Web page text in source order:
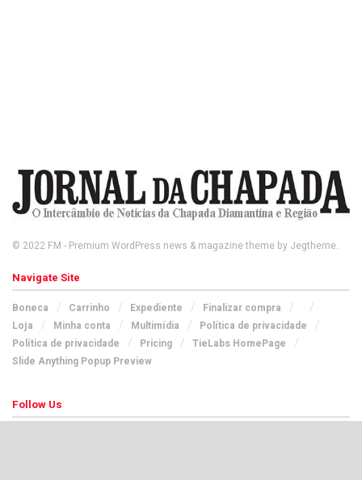
© 2022 FM - Premium WordPress news & magazine theme by Jegtheme.
Navigate Site
Boneca Carrinho Expediente
Finalizar compra
Loja
Minha conta Multimídia
Política de privacidade
Política de privacidade
Pricing
TieLabs HomePage
Slide Anything Popup Preview
Follow Us